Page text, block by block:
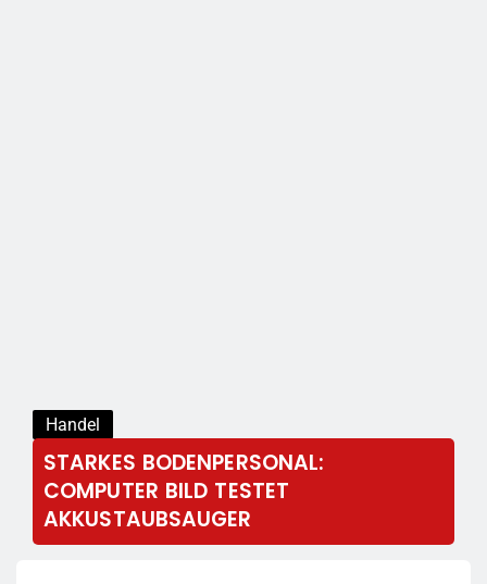
Handel
STARKES BODENPERSONAL:
COMPUTER BILD TESTET
AKKUSTAUBSAUGER